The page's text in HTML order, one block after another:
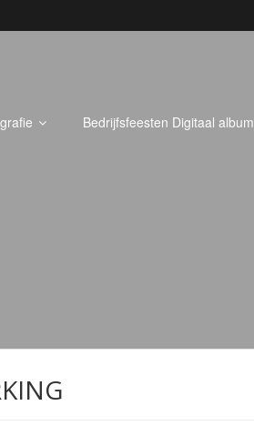
Bedrijfsfeesten Digitaal album